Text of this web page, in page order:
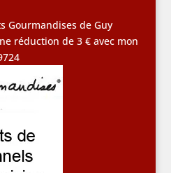
Gourmandises de Guy
réduction de 3 € avec mon